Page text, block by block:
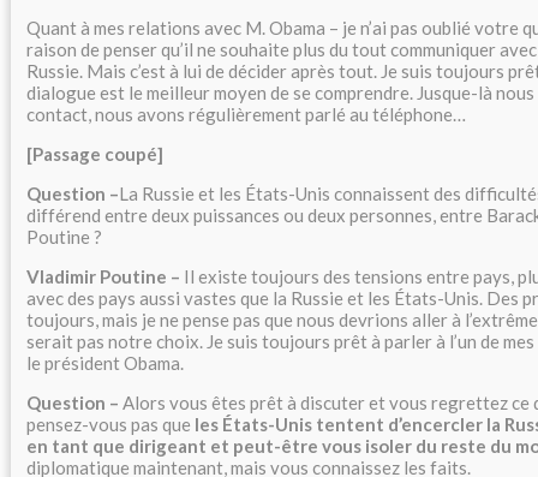
Quant à mes relations avec M. Obama – je n’ai pas oublié votre
raison de penser qu’il ne souhaite plus du tout communiquer
Russie. Mais c’est à lui de décider après tout. Je suis toujours
dialogue est le meilleur moyen de se comprendre. Jusque-là
contact, nous avons régulièrement parlé au téléphone…
[Passage coupé]
Question –La Russie et les États-Unis connaissent des
différend entre deux puissances ou deux personnes, entre
Poutine ?
Vladimir Poutine – Il existe toujours des tensions entre pays,
avec des pays aussi vastes que la Russie et les États-Unis. Des
toujours, mais je ne pense pas que nous devrions aller à
serait pas notre choix. Je suis toujours prêt à parler à l’un de
le président Obama.
Question – Alors vous êtes prêt à discuter et vous regrettez ce
pensez-vous pas que les États-Unis tentent d’encercler la
en tant que dirigeant et peut-être vous isoler du reste du
diplomatique maintenant, mais vous connaissez les faits.